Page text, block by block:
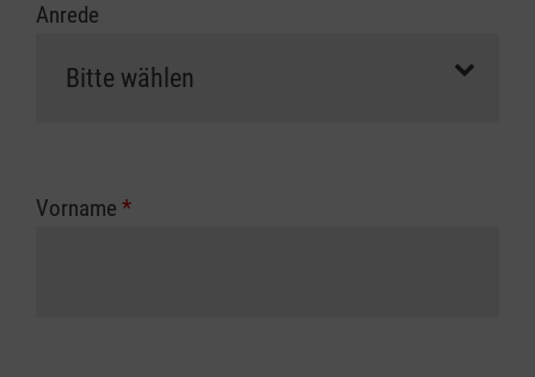
Anrede
Vorname *